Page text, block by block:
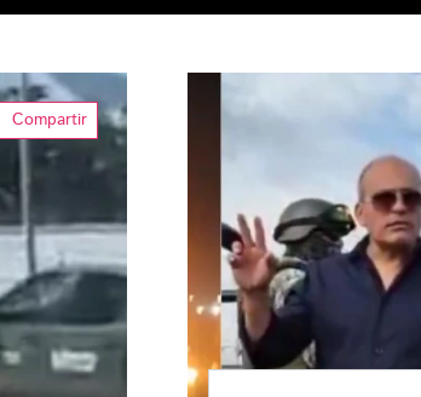
Compartir